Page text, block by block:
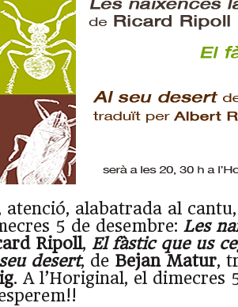
atenció, alabatrada al
5 de desembre: Les
Ripoll, El fàstic que us
desert, de Bejan Matur,
. A l’Horiginal, el dimecres